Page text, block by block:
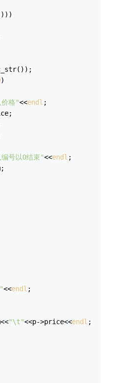
)
价格"<<endl ;
编号以0结束"<<endl ;
<<endl ;
"\t"<<p->price<<endl ;